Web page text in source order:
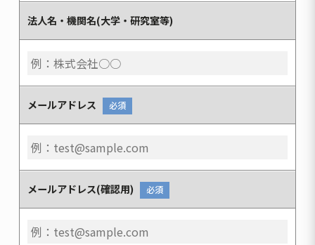
法人名・機関名(大学・研究室等)
メールアドレス 必須
メールアドレス(確認用) 必須